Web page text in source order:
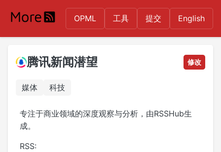
OPML 工具 提交 English
腾讯新闻潜望 修改
媒体 科技
专注于商业领域的深度观察与分析，由RSSHub生
成。
RSS: